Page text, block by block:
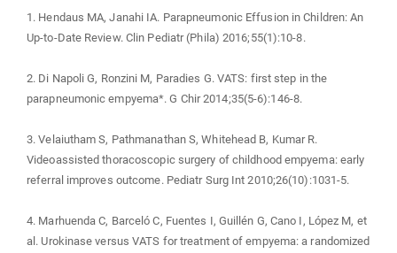
1. Hendaus MA, Janahi IA. Parapneumonic Effusion in Children: An
Up-to-Date Review. Clin Pediatr (Phila) 2016;55(1):10-8.
2. Di Napoli G, Ronzini M, Paradies G. VATS: first step in the
parapneumonic empyema*. G Chir 2014;35(5-6):146-8.
3. Velaiutham S, Pathmanathan S, Whitehead B, Kumar R.
Videoassisted thoracoscopic surgery of childhood empyema: early
referral improves outcome. Pediatr Surg Int 2010;26(10):1031-5.
4. Marhuenda C, Barceló C, Fuentes I, Guillén G, Cano I, López M, et
al. Urokinase versus VATS for treatment of empyema: a randomized